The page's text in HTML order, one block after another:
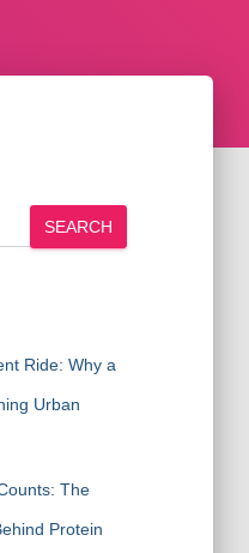
SEARCH
Ride: Why a
Urban
The
Protein